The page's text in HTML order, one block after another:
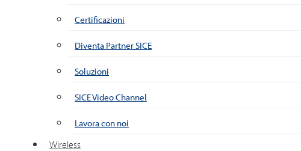
Certificazioni
Diventa Partner SICE
Soluzioni
SICE Video Channel
Lavora con noi
Wireless